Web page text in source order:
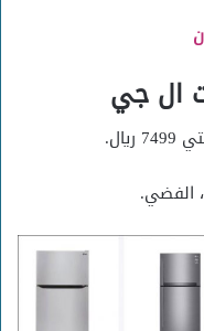
ال جي
الفضي.